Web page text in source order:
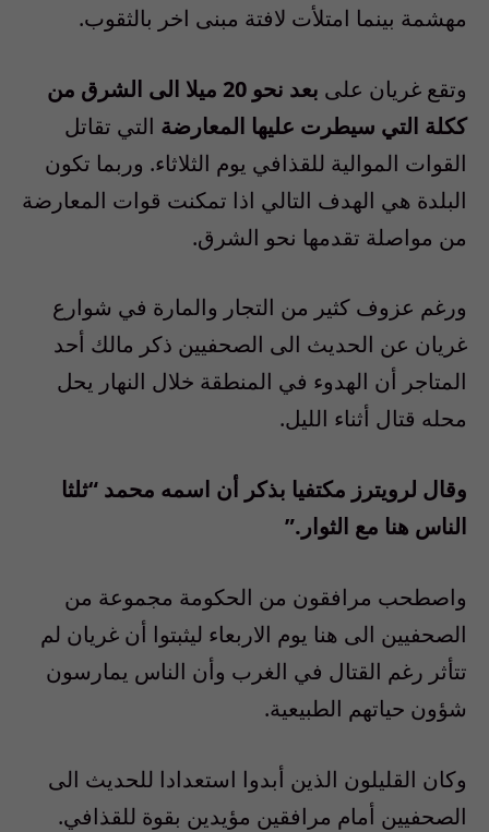
مهشمة بينما امتلأت لافتة مبنى اخر بالثقوب.
وتقع غريان على
بعد نحو 20 ميلا الى الشرق من
ككلة التي سيطرت عليها المعارضة التي تقاتل
القوات الموالية للقذافي يوم الثلاثاء. وربما تكون
البلدة هي الهدف التالي اذا تمكنت قوات المعارضة
من مواصلة تقدمها نحو الشرق.
ورغم عزوف كثير من التجار والمارة في شوارع
غريان عن الحديث الى الصحفيين ذكر مالك أحد
المتاجر أن الهدوء في المنطقة خلال النهار يحل
محله قتال أثناء الليل.
وقال لرويترز مكتفيا بذكر أن اسمه محمد “ثلثا
الناس هنا مع الثوار.”
واصطحب مرافقون من الحكومة مجموعة من
الصحفيين الى هنا يوم الاربعاء ليثبتوا أن غريان لم
تتأثر رغم القتال في الغرب وأن الناس يمارسون
شؤون حياتهم الطبيعية.
وكان القليلون الذين أبدوا استعدادا للحديث الى
الصحفيين أمام مرافقين مؤيدين بقوة للقذافي.